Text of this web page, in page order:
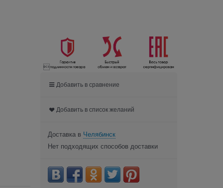

Добавить в сравнение
Добавить в список желаний
Доставка в Челябинск
Нет подходящих способов доставки